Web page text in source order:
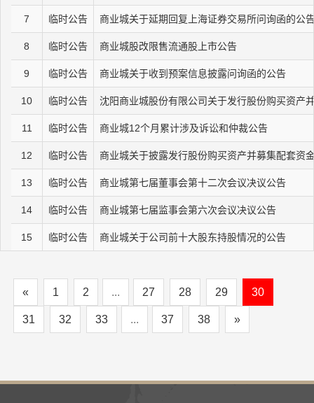
7 临时公告 商业城关于延期回复上海证券交易所问询函的公
8 临时公告 商业城股改限售流通股上市公告
9 临时公告 商业城关于收到预案信息披露问询函的公告
10 临时公告 沈阳商业城股份有限公司关于发行股份购买资产
11 临时公告 商业城12个月累计涉及诉讼和仲裁公告
12 临时公告 商业城关于披露发行股份购买资产并募集配套资
13 临时公告 商业城第七届董事会第十二次会议决议公告
14 临时公告 商业城第七届监事会第六次会议决议公告
15 临时公告 商业城关于公司前十大股东持股情况的公告
« 1 2 ... 27 28 29 30
31 32 33 ... 37 38 »